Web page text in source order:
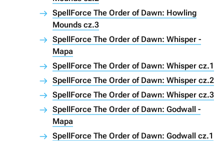
SpellForce The Order of Dawn: Howling
Mounds cz.3
SpellForce The Order of Dawn: Whisper -
Mapa
SpellForce The Order of Dawn: Whisper cz.1
SpellForce The Order of Dawn: Whisper cz.2
SpellForce The Order of Dawn: Whisper cz.3
SpellForce The Order of Dawn: Godwall -
Mapa
SpellForce The Order of Dawn: Godwall cz.1